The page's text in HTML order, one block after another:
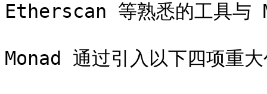
Etherscan 等熟悉的工具与
Monad 通过引入以下四项重